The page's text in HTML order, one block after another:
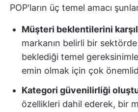
POP'ların üç temel amacı
Müşteri beklentilerini
markanın belirli bir
beklediği temel
emin olmak için çok
Kategori güvenilirliği
özellikleri dahil ederek, bir